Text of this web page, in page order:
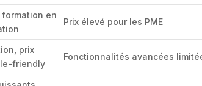
en
Prix élevé pour les PME
prix
friendly
Fonctionnalités avancées